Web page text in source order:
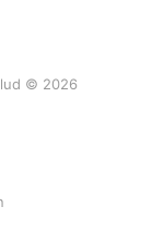
© 2026